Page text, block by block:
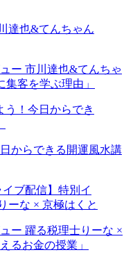
ー 市川達也&てんちゃ
客を学ぶ理由」
からできる開運風水講
ー 躍る税理士りーな ×
るお金の授業」